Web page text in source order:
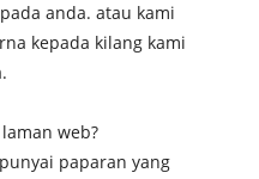
anda. atau kami
kepada kilang kami
web?
paparan yang